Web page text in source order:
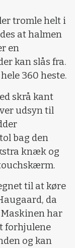
tromle helt i
at halmen
en
kan slås fra.
360 heste.
skrå kant
udsyn til
bag den
knæk og
til at køre
da
har
forhjulene
og kan